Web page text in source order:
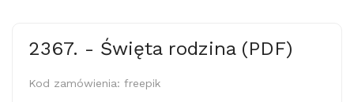
2367. - Święta rodzina (PDF)
Kod zamówienia: freepik